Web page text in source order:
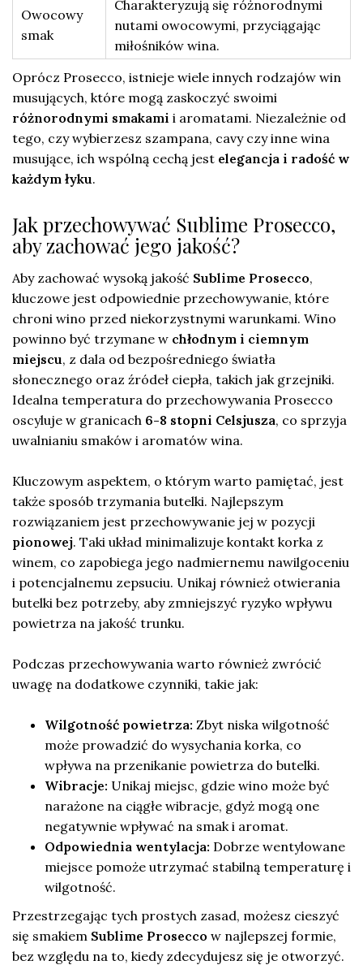
Owocowy
smak
Charakteryzują się różnorodnymi
nutami owocowymi, przyciągając
miłośników wina.
Oprócz Prosecco, istnieje wiele innych rodzajów win
musujących, które mogą zaskoczyć swoimi
różnorodnymi smakami i aromatami. Niezależnie od
tego, czy wybierzesz szampana, cavy czy inne wina
musujące, ich wspólną cechą jest elegancja i radość w
każdym łyku.
Jak przechowywać Sublime Prosecco,
aby zachować jego jakość?
Aby zachować wysoką jakość Sublime Prosecco,
kluczowe jest odpowiednie przechowywanie, które
chroni wino przed niekorzystnymi warunkami. Wino
powinno być trzymane w chłodnym i ciemnym
miejscu, z dala od bezpośredniego światła
słonecznego oraz źródeł ciepła, takich jak grzejniki.
Idealna temperatura do przechowywania Prosecco
oscyluje w granicach 6-8 stopni Celsjusza, co sprzyja
uwalnianiu smaków i aromatów wina.
Kluczowym aspektem, o którym warto pamiętać, jest
także sposób trzymania butelki. Najlepszym
rozwiązaniem jest przechowywanie jej w pozycji
pionowej. Taki układ minimalizuje kontakt korka z
winem, co zapobiega jego nadmiernemu nawilgoceniu
i potencjalnemu zepsuciu. Unikaj również otwierania
butelki bez potrzeby, aby zmniejszyć ryzyko wpływu
powietrza na jakość trunku.
Podczas przechowywania warto również zwrócić
uwagę na dodatkowe czynniki, takie jak:
Wilgotność powietrza: Zbyt niska wilgotność
może prowadzić do wysychania korka, co
wpływa na przenikanie powietrza do butelki.
Wibracje: Unikaj miejsc, gdzie wino może być
narażone na ciągłe wibracje, gdyż mogą one
negatywnie wpływać na smak i aromat.
Odpowiednia wentylacja: Dobrze wentylowane
miejsce pomoże utrzymać stabilną temperaturę i
wilgotność.
Przestrzegając tych prostych zasad, możesz cieszyć
się smakiem Sublime Prosecco w najlepszej formie,
bez względu na to, kiedy zdecydujesz się je otworzyć.